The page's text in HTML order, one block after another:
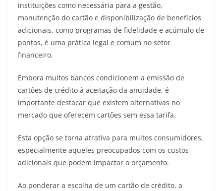
instituições como necessária para a gestão,
manutenção do cartão e disponibilização de benefícios
adicionais, como programas de fidelidade e acúmulo de
pontos, é uma prática legal e comum no setor
financeiro.
Embora muitos bancos condicionem a emissão de
cartões de crédito à aceitação da anuidade, é
importante destacar que existem alternativas no
mercado que oferecem cartões sem essa tarifa.
Esta opção se torna atrativa para muitos consumidores,
especialmente aqueles preocupados com os custos
adicionais que podem impactar o orçamento.
Ao ponderar a escolha de um cartão de crédito, a